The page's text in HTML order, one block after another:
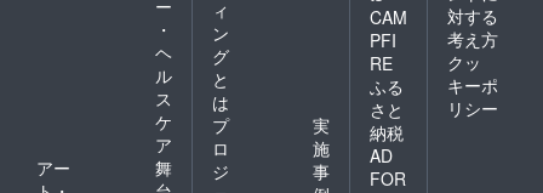
ー
・
ヘ
ル
ス
ケ
ア
アー
舞
ィ
ン
グ
と
は
プ
ロ
ジ
実
施
事
CAM
PFI
RE
ふる
さと
納税
AD
FOR
対する
考え方
クッ
キーポ
リシー